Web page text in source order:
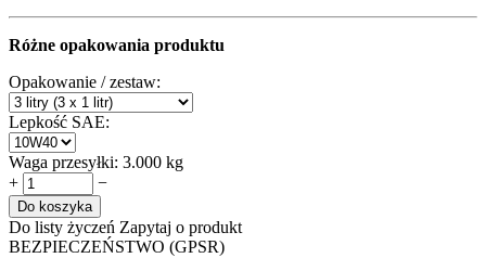
Różne opakowania produktu
Opakowanie / zestaw:
Lepkość SAE:
Waga przesyłki: 3.000 kg
+
−
Do koszyka
Do listy życzeń Zapytaj o produkt
BEZPIECZEŃSTWO (GPSR)